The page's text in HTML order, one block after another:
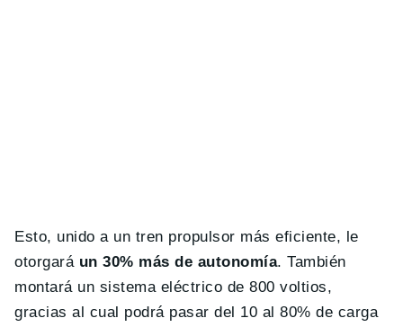
Esto, unido a un tren propulsor más eficiente, le
otorgará un 30% más de autonomía. También
montará un sistema eléctrico de 800 voltios,
gracias al cual podrá pasar del 10 al 80% de carga